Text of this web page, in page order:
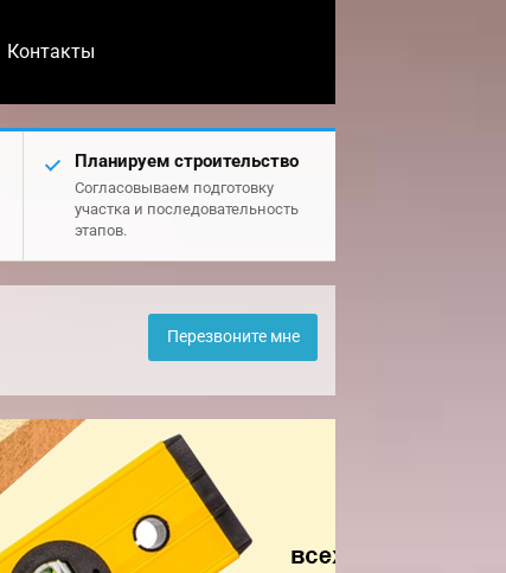
Контакты
Планируем строительство
Согласовываем подготовку
участка и последовательность
этапов.
Перезвоните мне